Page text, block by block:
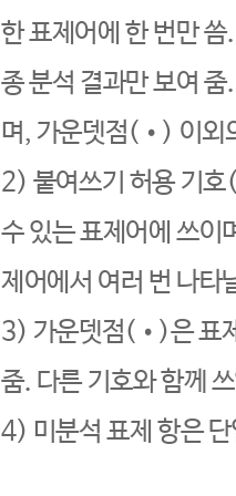
한 표제어에 한 번만
종 분석 결과만 보여
며, 가운뎃점(•) 이외
2) 붙여쓰기 허용 기호
수 있는 표제어에 쓰이
제어에서 여러 번 나타
3) 가운뎃점(•)은 표
줌. 다른 기호와 함께
4) 미분석 표제 항은